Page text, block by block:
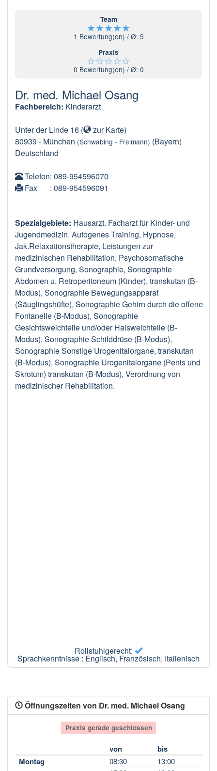
Team
★★★★★
1 Bewertung(en) / Ø: 5
Praxis
☆☆☆☆☆
0 Bewertung(en) / Ø: 0
Dr. med. Michael Osang
Fachbereich: Kinderarzt
Unter der Linde 16 ( zur Karte)
80939 - München (Schwabing - Freimann) (Bayern)
Deutschland
Telefon: 089-954596070
Fax
: 089-954596091
Spezialgebiete: Hausarzt. Facharzt für Kinder- und
Jugendmedizin. Autogenes Training, Hypnose,
Jak.Relaxationstherapie, Leistungen zur
medizinischen Rehabilitation, Psychosomatische
Grundversorgung, Sonographie, Sonographie
Abdomen u. Retroperitoneum (Kinder), transkutan (B-
Modus), Sonographie Bewegungsapparat
(Säuglingshüfte), Sonographie Gehirn durch die offene
Fontanelle (B-Modus), Sonographie
Gesichtsweichteile und/oder Halsweichteile (B-
Modus), Sonographie Schilddrüse (B-Modus),
Sonographie Sonstige Urogenitalorgane, transkutan
(B-Modus), Sonographie Urogenitalorgane (Penis und
Skrotum) transkutan (B-Modus), Verordnung von
medizinischer Rehabilitation.
Rollstuhlgerecht:
Sprachkenntnisse : Englisch, Französisch, Italienisch
Öffnungszeiten von Dr. med. Michael Osang
Praxis gerade geschlossen
von
bis
Montag
08:30
13:00